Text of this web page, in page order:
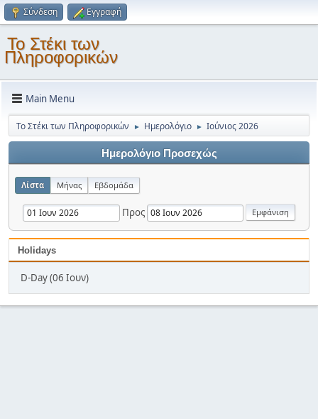
Σύνδεση Εγγραφή
Το Στέκι των
Πληροφορικών
Main Menu
Το Στέκι των Πληροφορικών ► Ημερολόγιο ► Ιούνιος 2026
Ημερολόγιο Προσεχώς
Λίστα Μήνας Εβδομάδα
Προς
Holidays
D-Day (06 Ιουν)